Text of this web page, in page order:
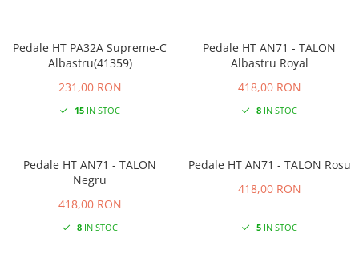
Pedale HT PA32A Supreme-C
Albastru(41359)
231,00 RON
15IN STOC
Pedale HT AN71 - TALON
Albastru Royal
418,00 RON
8IN STOC
Pedale HT AN71 - TALON
Negru
418,00 RON
8IN STOC
Pedale HT AN71 - TALON Rosu
418,00 RON
5IN STOC